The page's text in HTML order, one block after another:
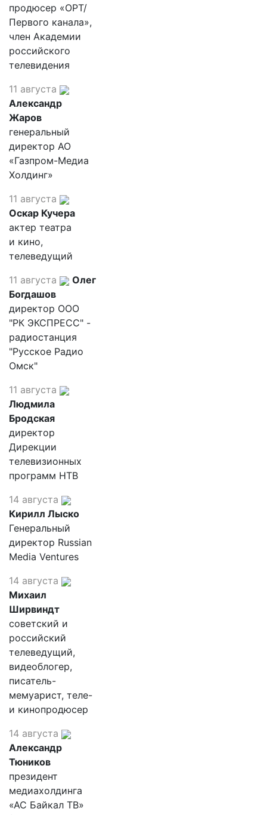
продюсер «ОРТ/
Первого канала»,
член Академии
российского
телевидения
11 августа
Александр
Жаров
генеральный
директор АО
«Газпром-Медиа
Холдинг»
11 августа
Оскар Кучера
актер театра
и кино,
телеведущий
11 августа
Олег
Богдашов
директор ООО
"РК ЭКСПРЕСС" -
радиостанция
"Русское Радио
Омск"
11 августа
Людмила
Бродская
директор
Дирекции
телевизионных
программ НТВ
14 августа
Кирилл Лыско
Генеральный
директор Russian
Media Ventures
14 августа
Михаил
Ширвиндт
советский и
российский
телеведущий,
видеоблогер,
писатель-
мемуарист, теле-
и кинопродюсер
14 августа
Александр
Тюников
президент
медиахолдинга
«АС Байкал ТВ»